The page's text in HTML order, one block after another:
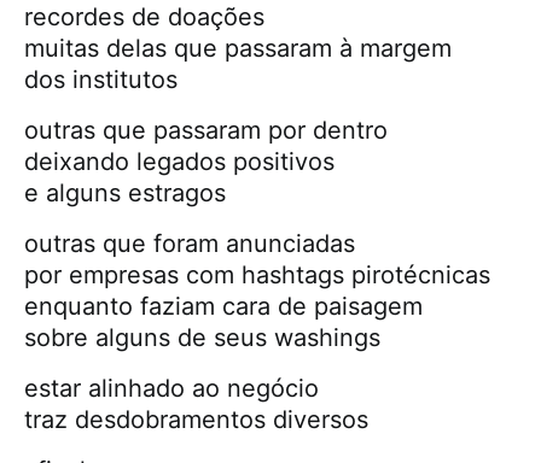
recordes de doações
muitas delas que passaram à margem
dos institutos
outras que passaram por dentro
deixando legados positivos
e alguns estragos
outras que foram anunciadas
por empresas com hashtags pirotécnicas
enquanto faziam cara de paisagem
sobre alguns de seus washings
estar alinhado ao negócio
traz desdobramentos diversos